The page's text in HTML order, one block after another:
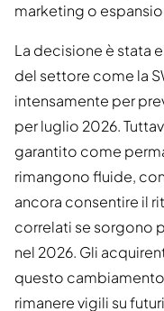
marketing o
La decisione è stata
del settore come la
intensamente per
per luglio 2026.
garantito come
rimangono fluide,
ancora consentire il
correlati se sorgono
nel 2026. Gli
questo
rimanere vigili su